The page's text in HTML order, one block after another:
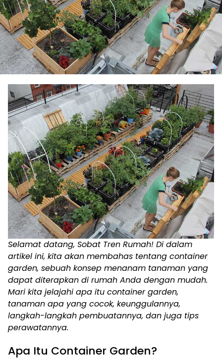
Selamat datang, Sobat Tren Rumah! Di dalam
artikel ini, kita akan membahas tentang container
garden, sebuah konsep menanam tanaman yang
dapat diterapkan di rumah Anda dengan mudah.
Mari kita jelajahi apa itu container garden,
tanaman apa yang cocok, keunggulannya,
langkah-langkah pembuatannya, dan juga tips
perawatannya.
Apa Itu Container Garden?